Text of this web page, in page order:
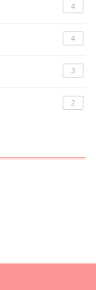
4
4
3
2